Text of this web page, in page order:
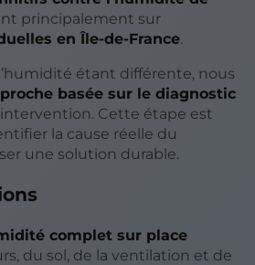
principalement sur
en Île-de-France.
étant différente, nous
basée sur le diagnostic
Cette étape est
la cause réelle du
une solution durable.
complet sur place
du sol, de la ventilation et de